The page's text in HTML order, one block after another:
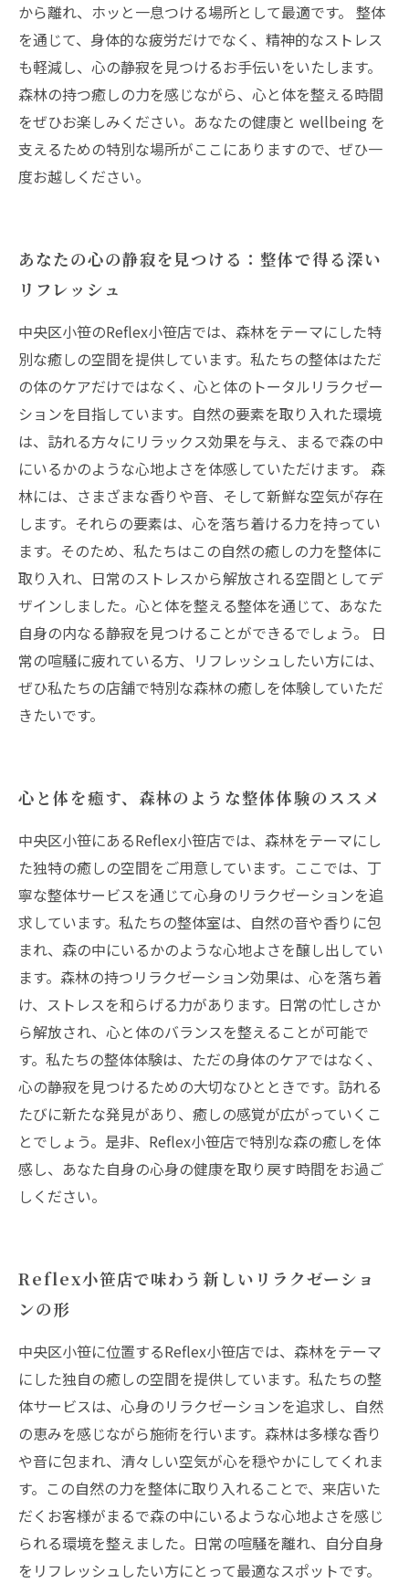
から離れ、ホッと一息つける場所として最適です。 整体
を通じて、身体的な疲労だけでなく、精神的なストレス
も軽減し、心の静寂を見つけるお手伝いをいたします。
森林の持つ癒しの力を感じながら、心と体を整える時間
をぜひお楽しみください。あなたの健康と wellbeing を
支えるための特別な場所がここにありますので、ぜひ一
度お越しください。
あなたの心の静寂を見つける：整体で得る深い
リフレッシュ
中央区小笹のReflex小笹店では、森林をテーマにした特
別な癒しの空間を提供しています。私たちの整体はただ
の体のケアだけではなく、心と体のトータルリラクゼー
ションを目指しています。自然の要素を取り入れた環境
は、訪れる方々にリラックス効果を与え、まるで森の中
にいるかのような心地よさを体感していただけます。 森
林には、さまざまな香りや音、そして新鮮な空気が存在
します。それらの要素は、心を落ち着ける力を持ってい
ます。そのため、私たちはこの自然の癒しの力を整体に
取り入れ、日常のストレスから解放される空間としてデ
ザインしました。心と体を整える整体を通じて、あなた
自身の内なる静寂を見つけることができるでしょう。 日
常の喧騒に疲れている方、リフレッシュしたい方には、
ぜひ私たちの店舗で特別な森林の癒しを体験していただ
きたいです。
心と体を癒す、森林のような整体体験のススメ
中央区小笹にあるReflex小笹店では、森林をテーマにし
た独特の癒しの空間をご用意しています。ここでは、丁
寧な整体サービスを通じて心身のリラクゼーションを追
求しています。私たちの整体室は、自然の音や香りに包
まれ、森の中にいるかのような心地よさを醸し出してい
ます。森林の持つリラクゼーション効果は、心を落ち着
け、ストレスを和らげる力があります。日常の忙しさか
ら解放され、心と体のバランスを整えることが可能で
す。私たちの整体体験は、ただの身体のケアではなく、
心の静寂を見つけるための大切なひとときです。訪れる
たびに新たな発見があり、癒しの感覚が広がっていくこ
とでしょう。是非、Reflex小笹店で特別な森の癒しを体
感し、あなた自身の心身の健康を取り戻す時間をお過ご
しください。
Reflex小笹店で味わう新しいリラクゼーショ
ンの形
中央区小笹に位置するReflex小笹店では、森林をテーマ
にした独自の癒しの空間を提供しています。私たちの整
体サービスは、心身のリラクゼーションを追求し、自然
の恵みを感じながら施術を行います。森林は多様な香り
や音に包まれ、清々しい空気が心を穏やかにしてくれま
す。この自然の力を整体に取り入れることで、来店いた
だくお客様がまるで森の中にいるような心地よさを感じ
られる環境を整えました。日常の喧騒を離れ、自分自身
をリフレッシュしたい方にとって最適なスポットです。